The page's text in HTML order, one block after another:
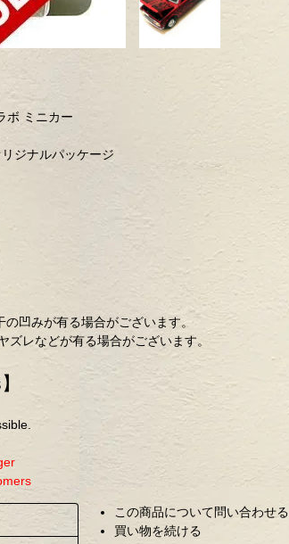
ボ ミニカー
リジナルパッケージ
の凹みが有る場合がございます。
レなどが有る場合がございます。
この商品について問い合わせる
買い物を続ける